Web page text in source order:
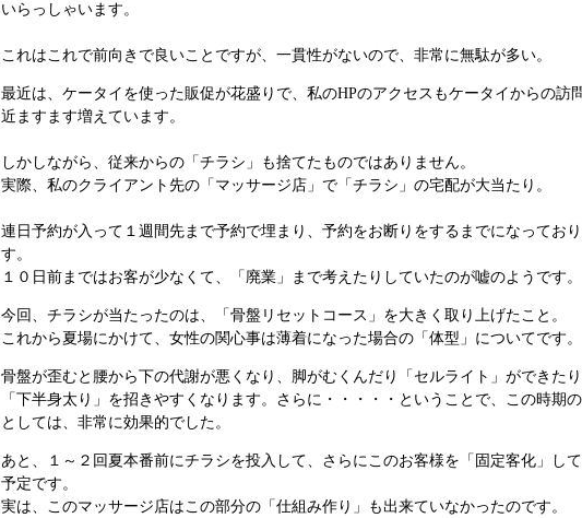
いらっしゃいます。
これはこれで前向きで良いことですが、一貫性がないので、非常に無駄が多い。
最近は、ケータイを使った販促が花盛りで、私のHPのアクセスもケータイからの訪
近ますます増えています。
しかしながら、従来からの「チラシ」も捨てたものではありません。
実際、私のクライアント先の「マッサージ店」で「チラシ」の宅配が大当たり。
連日予約が入って１週間先まで予約で埋まり、予約をお断りをするまでになっており
す。
１０日前まではお客が少なくて、「廃業」まで考えたりしていたのが嘘のようです。
今回、チラシが当たったのは、「骨盤リセットコース」を大きく取り上げたこと。
これから夏場にかけて、女性の関心事は薄着になった場合の「体型」についてです。
骨盤が歪むと腰から下の代謝が悪くなり、脚がむくんだり「セルライト」ができたり
「下半身太り」を招きやすくなります。さらに・・・・・ということで、この時期
としては、非常に効果的でした。
あと、１～２回夏本番前にチラシを投入して、さらにこのお客様を「固定客化」して
予定です。
実は、このマッサージ店はこの部分の「仕組み作り」も出来ていなかったのです。